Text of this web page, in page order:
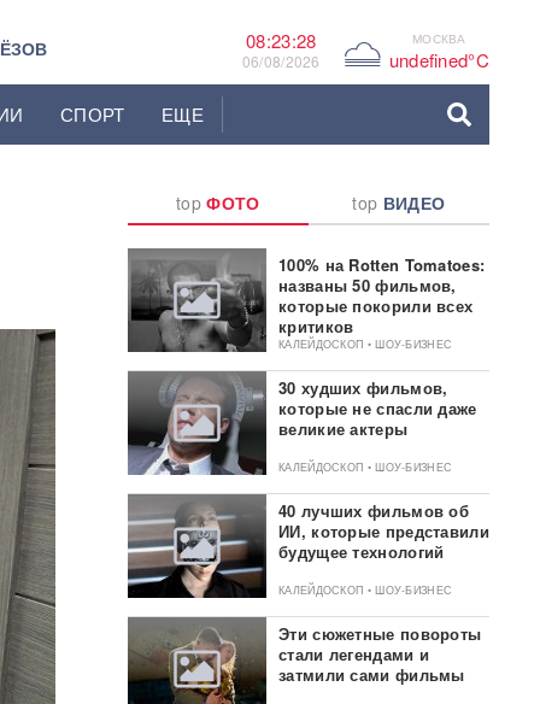
08:23:29
06/08/2026 G МОСКВА
undefined°C
СПОРТ ЕЩЕ
topФОТО top ВИДЕО
100% на Rotten Tomatoes:
названы 50 фильмов,
которые покорили всех
критиков
КАЛЕЙДОСКОП • ШОУ-БИЗНЕС
30 худших фильмов,
которые не спасли даже
великие актеры
КАЛЕЙДОСКОП • ШОУ-БИЗНЕС
40 лучших фильмов об
ИИ, которые представили
будущее технологий
КАЛЕЙДОСКОП • ШОУ-БИЗНЕС
Эти сюжетные повороты
стали легендами и
затмили сами фильмы